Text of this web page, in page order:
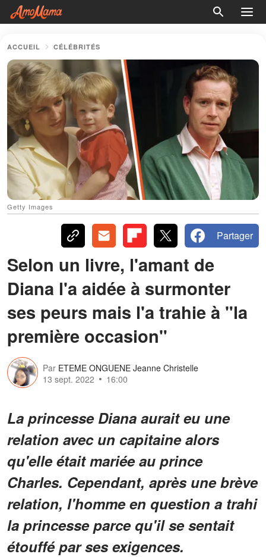
ACCUEIL CÉLÉBRITÉS
Getty Images
Partager
Selon un livre, l'amant de
Diana l'a aidée à surmonter
ses peurs mais l'a trahie à "la
première occasion"
Par ETEME ONGUENE Jeanne Christelle
13 sept. 2022
16:00
La princesse Diana aurait eu une
relation avec un capitaine alors
qu'elle était mariée au prince
Charles. Cependant, après une brève
relation, l'homme en question a trahi
la princesse parce qu'il se sentait
étouffé par ses exigences.